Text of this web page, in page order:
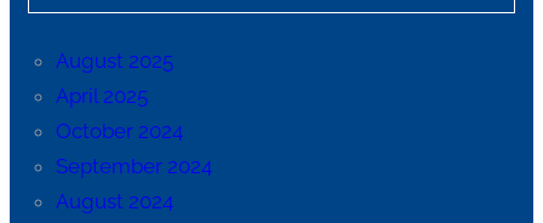
August 2025
April 2025
October 2024
September 2024
August 2024